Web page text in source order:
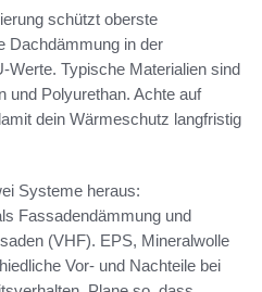
schützt oberste
Dachdämmung in der
Werte. Typische Materialien sind
und Polyurethan. Achte auf
dein Wärmeschutz langfristig
Systeme heraus:
Fassadendämmung und
(VHF). EPS, Mineralwolle
Vor- und Nachteile bei